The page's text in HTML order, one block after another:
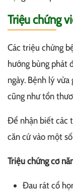
Triệu chứng
Các triệu chứng
hướng bùng phát
ngày. Bệnh lý
cũng như tổn
Để nhận biết các
căn cứ vào một
Triệu chứng cơ
Đau rát cổ